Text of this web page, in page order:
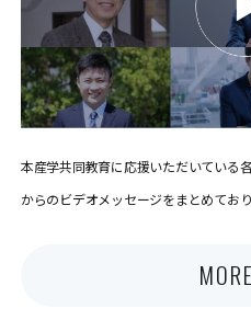
本産学共同教育に応援いただいている
からのビデオメッセージをまとめてお
MORE